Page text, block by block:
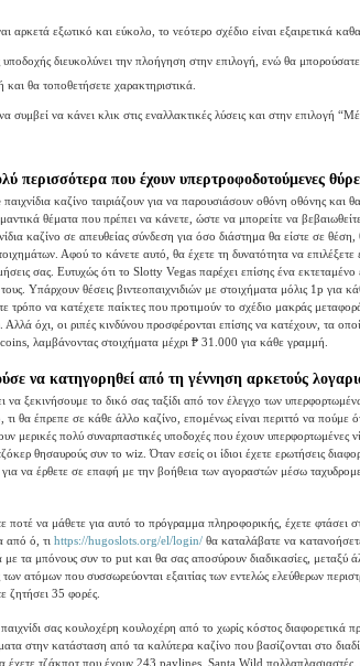
αρκετά εξωτικό και εύκολο, το νεότερο σχέδιο είναι εξαιρετικά
διευκολύνει την πλοήγηση στην επιλογή, ενώ θα μπορούσατε
και θα τοποθετήσετε χαρακτηριστικά.
συμβεί να κάνει κλικ στις εναλλακτικές λύσεις και στην επιλογή
περισσότερα που έχουν υπερτροφοδοτούμενες
καζίνο ταιριάζουν για να παρουσιάσουν οθόνη οθόνης και θα
θέματα που πρέπει να κάνετε, ώστε να μπορείτε να
καζίνο σε απευθείας σύνδεση για όσο διάστημα θα είστε σε θέση,
Αφού το κάνετε αυτό, θα έχετε τη δυνατότητα να
σας. Ευτυχώς ότι το Slotty Vegas παρέχει επίσης ένα
Υπάρχουν θέσεις βιντεοπαιχνιδιών με στοιχήματα μόλις 1p για
τρόπο να κατέχετε παίκτες που προτιμούν το σχέδιο μακράς
Αλλά όχι, οι ριπές κινδύνου προσφέρονται επίσης να κατέχουν, τα
λαμβάνοντας στοιχήματα μέχρι ₱ 31.000 για κάθε γραμμή.
να κατηγορηθεί από τη γέννηση αρκετούς
να ξεκινήσουμε το δικό σας ταξίδι από τον έλεγχο των
θα έπρεπε σε κάθε άλλο καζίνο, επομένως είναι περιττό να πούμε
μερικές πολύ συναρπαστικές υποδοχές που έχουν υπερφορτωμένες
θησαυρούς συν το wiz. Όταν εσείς οι ίδιοι έχετε ερωτήσεις
για να έρθετε σε επαφή με την βοήθεια των αγοραστών μέσω
ποτέ να μάθετε για αυτό το πρόγραμμα πληροφορικής, έχετε φτάσει
από ό, τι https://hugoslots.org/el/login/ θα καταλάβατε να
με τα μπόνους συν το put και θα σας αποσύρουν διαδικασίες, μεταξύ
ατόμων που συσσωρεύονται εξαιτίας των εντελώς ελεύθερων
ζητήσει 35 φορές.
σας κουλοχέρη κουλοχέρη από το χωρίς κόστος διαφορετικά
στην κατάσταση από τα καλύτερα καζίνο που βασίζονται στο
έχετε τζάκποτ που έχουν 243 paylines, Santa Wild πολλαπλασιαστές,